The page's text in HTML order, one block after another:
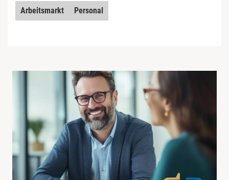
Arbeitsmarkt Personal